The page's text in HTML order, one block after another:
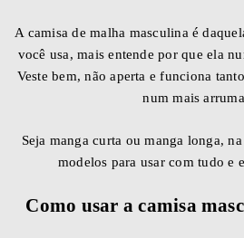
A camisa de malha masculina é
você usa, mais entende por que ela
Veste bem, não aperta e funciona
num mais
Seja manga curta ou manga longa,
modelos para usar com tudo e
Como usar a camisa